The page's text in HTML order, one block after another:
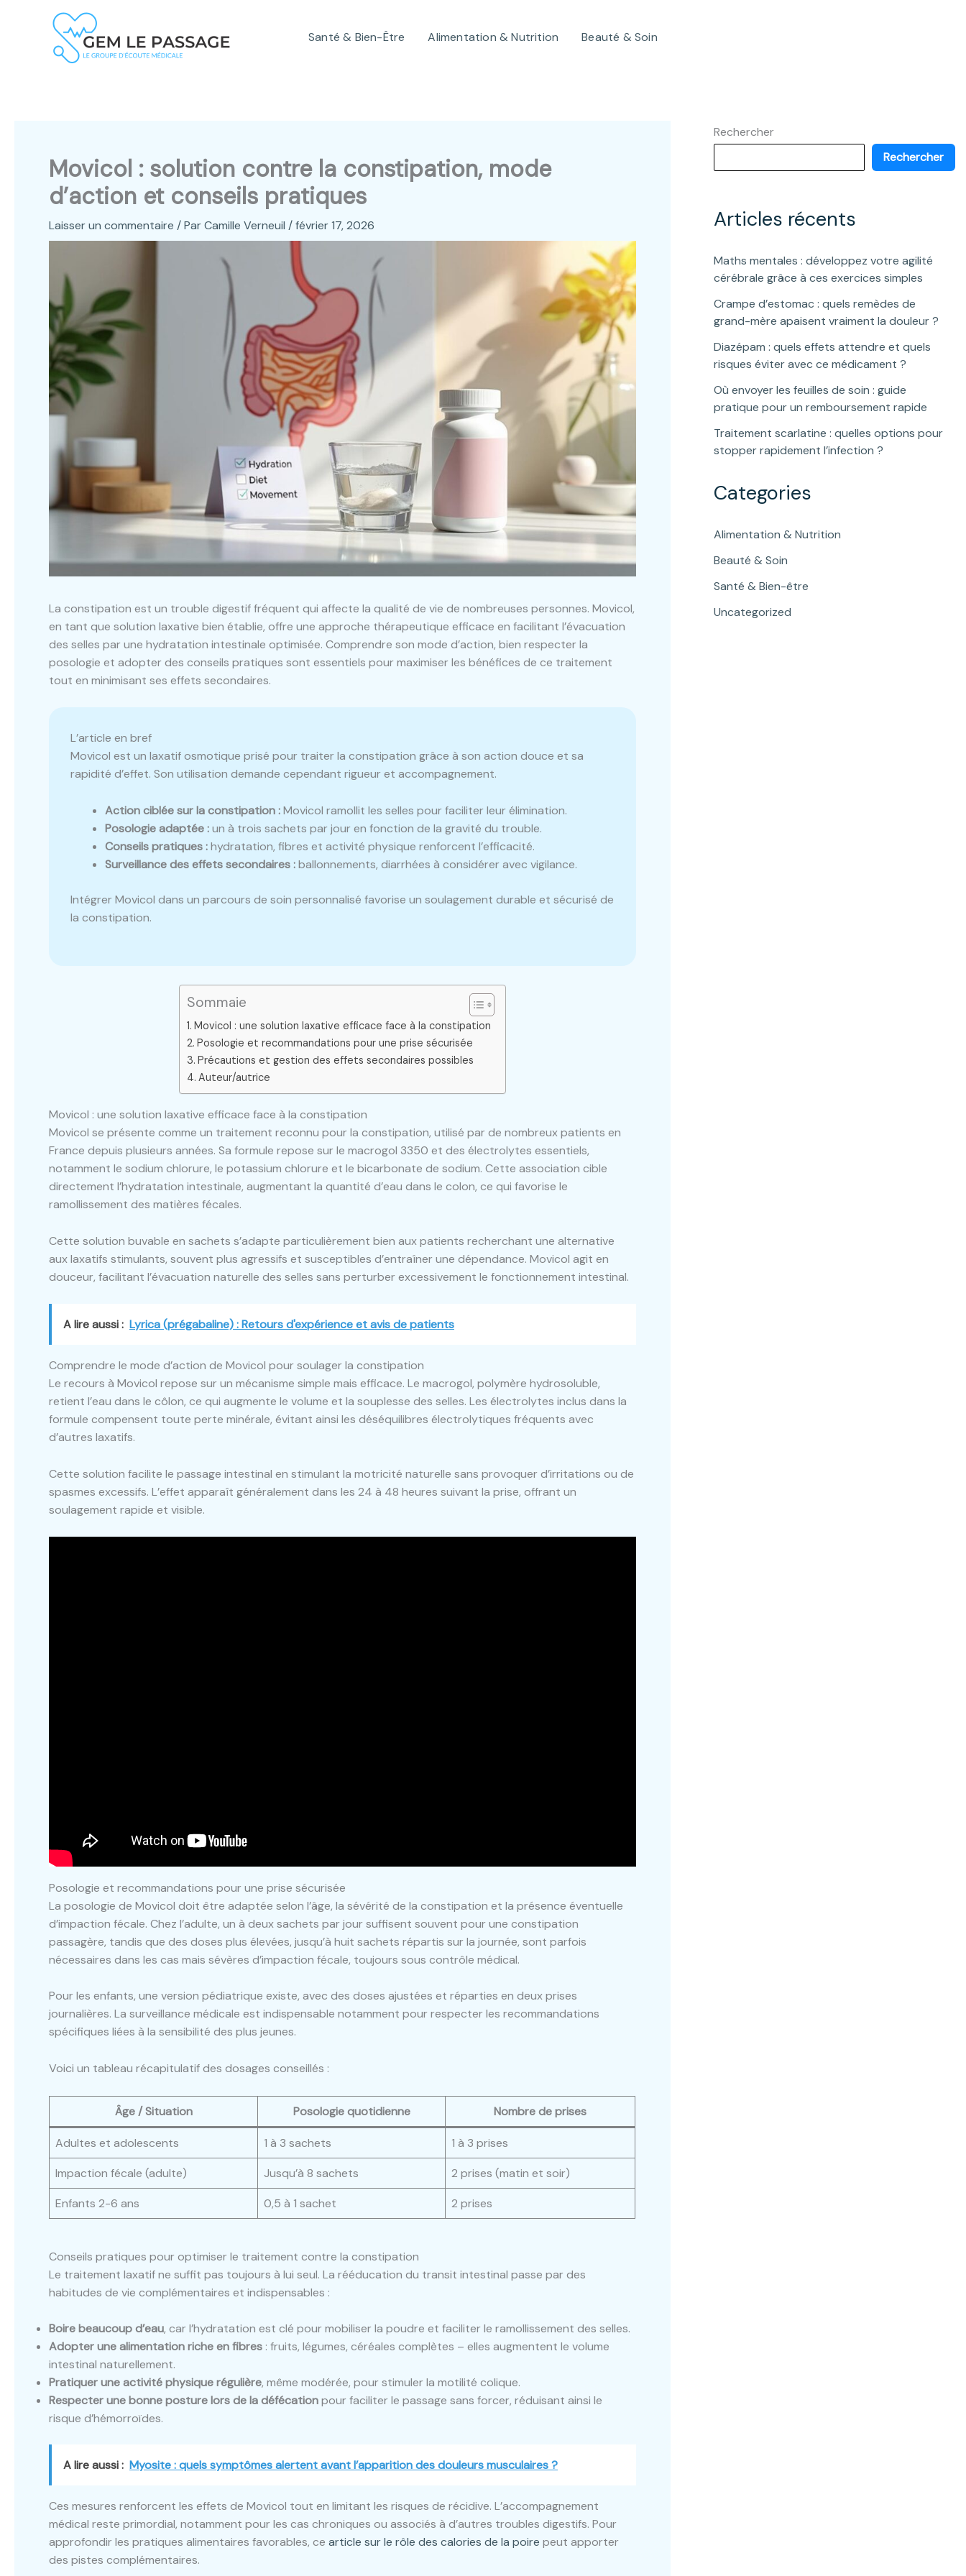
Santé & Bien-Être Alimentation & Nutrition Beauté & Soin
Movicol : solution contre la constipation, mode
d’action et conseils pratiques
Laisser un commentaire / ParCamille Verneuil /février 17, 2026
La constipation est un trouble digestif fréquent qui affecte la qualité de vie de nombreuses personnes. Movicol,
en tant que solution laxative bien établie, offre une approche thérapeutique efficace en facilitant l’évacuation
des selles par une hydratation intestinale optimisée. Comprendre son mode d’action, bien respecter la
posologie et adopter des conseils pratiques sont essentiels pour maximiser les bénéfices de ce traitement
tout en minimisant ses effets secondaires.
L’article en bref
Movicol est un laxatif osmotique prisé pour traiter la constipation grâce à son action douce et sa
rapidité d’effet. Son utilisation demande cependant rigueur et accompagnement.
Action ciblée sur la constipation :Movicol ramollit les selles pour faciliter leur élimination.
Posologie adaptée :un à trois sachets par jour en fonction de la gravité du trouble.
Conseils pratiques :hydratation, fibres et activité physique renforcent l’efficacité.
Surveillance des effets secondaires :ballonnements, diarrhées à considérer avec vigilance.
Intégrer Movicol dans un parcours de soin personnalisé favorise un soulagement durable et sécurisé de
la constipation.
Sommaie
Movicol : une solution laxative efficace face à la constipation
Posologie et recommandations pour une prise sécurisée
Précautions et gestion des effets secondaires possibles
Auteur/autrice
Movicol : une solution laxative efficace face à la constipation
Movicol se présente comme un traitement reconnu pour la constipation, utilisé par de nombreux patients en
France depuis plusieurs années. Sa formule repose sur le macrogol 3350 et des électrolytes essentiels,
notamment le sodium chlorure, le potassium chlorure et le bicarbonate de sodium. Cette association cible
directement l’hydratation intestinale, augmentant la quantité d’eau dans le colon, ce qui favorise le
ramollissement des matières fécales.
Cette solution buvable en sachets s’adapte particulièrement bien aux patients recherchant une alternative
aux laxatifs stimulants, souvent plus agressifs et susceptibles d’entraîner une dépendance. Movicol agit en
douceur, facilitant l’évacuation naturelle des selles sans perturber excessivement le fonctionnement intestinal.
A lire aussi : Lyrica (prégabaline) : Retours d'expérience et avis de patients
Comprendre le mode d’action de Movicol pour soulager la constipation
Le recours à Movicol repose sur un mécanisme simple mais efficace. Le macrogol, polymère hydrosoluble,
retient l’eau dans le côlon, ce qui augmente le volume et la souplesse des selles. Les électrolytes inclus dans la
formule compensent toute perte minérale, évitant ainsi les déséquilibres électrolytiques fréquents avec
d’autres laxatifs.
Cette solution facilite le passage intestinal en stimulant la motricité naturelle sans provoquer d’irritations ou de
spasmes excessifs. L’effet apparaît généralement dans les 24 à 48 heures suivant la prise, offrant un
soulagement rapide et visible.
Posologie et recommandations pour une prise sécurisée
La posologie de Movicol doit être adaptée selon l’âge, la sévérité de la constipation et la présence éventuelle
d’impaction fécale. Chez l’adulte, un à deux sachets par jour suffisent souvent pour une constipation
passagère, tandis que des doses plus élevées, jusqu’à huit sachets répartis sur la journée, sont parfois
nécessaires dans les cas mais sévères d’impaction fécale, toujours sous contrôle médical.
Pour les enfants, une version pédiatrique existe, avec des doses ajustées et réparties en deux prises
journalières. La surveillance médicale est indispensable notamment pour respecter les recommandations
spécifiques liées à la sensibilité des plus jeunes.
Voici un tableau récapitulatif des dosages conseillés :
Âge / Situation Posologie quotidienne Nombre de prises
Adultes et adolescents 1 à 3 sachets
1 à 3 prises
Impaction fécale (adulte)
Jusqu’à 8 sachets
2 prises (matin et soir)
Enfants 2-6 ans
0,5 à 1 sachet 2 prises
Conseils pratiques pour optimiser le traitement contre la constipation
Le traitement laxatif ne suffit pas toujours à lui seul. La rééducation du transit intestinal passe par des
habitudes de vie complémentaires et indispensables :
Boire beaucoup d’eau, car l’hydratation est clé pour mobiliser la poudre et faciliter le ramollissement des selles.
Adopter une alimentation riche en fibres : fruits, légumes, céréales complètes – elles augmentent le volume
intestinal naturellement.
Pratiquer une activité physique régulière, même modérée, pour stimuler la motilité colique.
Respecter une bonne posture lors de la défécationpour faciliter le passage sans forcer, réduisant ainsi le
risque d’hémorroïdes.
A lire aussi : Myosite : quels symptômes alertent avant l’apparition des douleurs musculaires ?
Ces mesures renforcent les effets de Movicol tout en limitant les risques de récidive. L’accompagnement
médical reste primordial, notamment pour les cas chroniques ou associés à d’autres troubles digestifs. Pour
approfondir les pratiques alimentaires favorables, ce article sur le rôle des calories de la poire peut apporter
des pistes complémentaires.
Rechercher
Rechercher
Articles récents
Maths mentales : développez votre agilité
cérébrale grâce à ces exercices simples
Crampe d’estomac : quels remèdes de
grand-mère apaisent vraiment la douleur ?
Diazépam : quels effets attendre et quels
risques éviter avec ce médicament ?
Où envoyer les feuilles de soin : guide
pratique pour un remboursement rapide
Traitement scarlatine : quelles options pour
stopper rapidement l’infection ?
Categories
Alimentation & Nutrition
Beauté & Soin
Santé & Bien-être
Uncategorized